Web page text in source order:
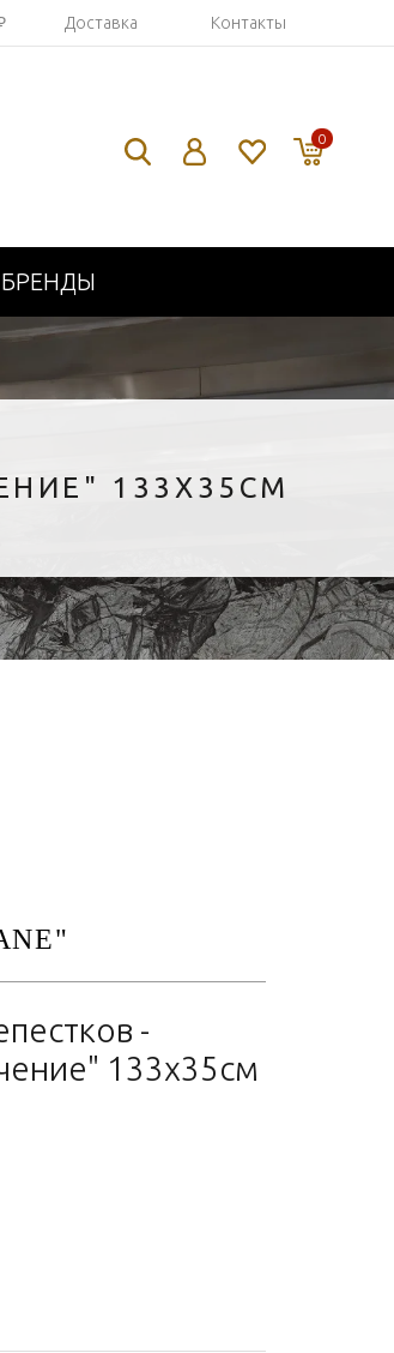
Доставка Контакты
0
БРЕНДЫ
133Х35СМ
-
133х35см